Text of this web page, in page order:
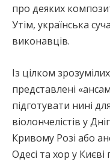
про деяких
Утім, українська
виконавців.
Із цілком
представлені
підготувати нині
віолончелістів у
Кривому Розі або
Одесі та хор у